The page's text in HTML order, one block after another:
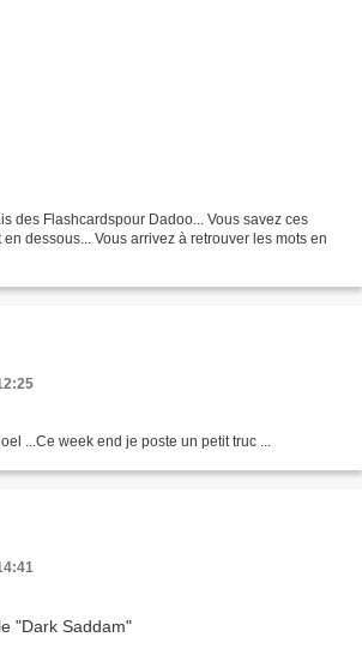
des Flashcardspour Dadoo... Vous savez ces
dessous... Vous arrivez à retrouver les mots en
...Ce week end je poste un petit truc ...